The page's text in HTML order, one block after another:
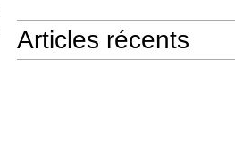
Articles récents